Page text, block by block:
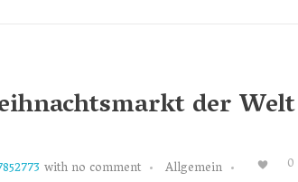
der Welt
withno comment Allgemein 0